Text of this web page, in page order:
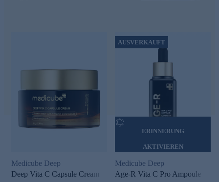
Medicube Deep
Deep Vita C Capsule Cream
AUSVERKAUFT
ERINNERUNG
AKTIVIEREN
Medicube Deep
Age-R Vita C Pro Ampoule